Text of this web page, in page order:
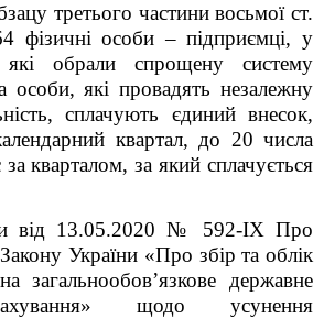
третього частини восьмої ст.
особи – підприємці, у
обрали спрощену систему
особи, які провадять незалежну
сплачують єдиний внесок,
квартал, до 20 числа
кварталом, за який сплачується
від 13.05.2020 № 592-IX Про
України «Про збір та облік
загальнообов’язкове державне
щодо усунення